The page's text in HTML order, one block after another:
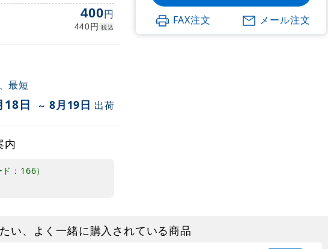
400円
440円 税込
最短
18日 ～ 8月19日 出荷
内
：166）
FAX注文 メール注文
い、よく一緒に購入されている商品